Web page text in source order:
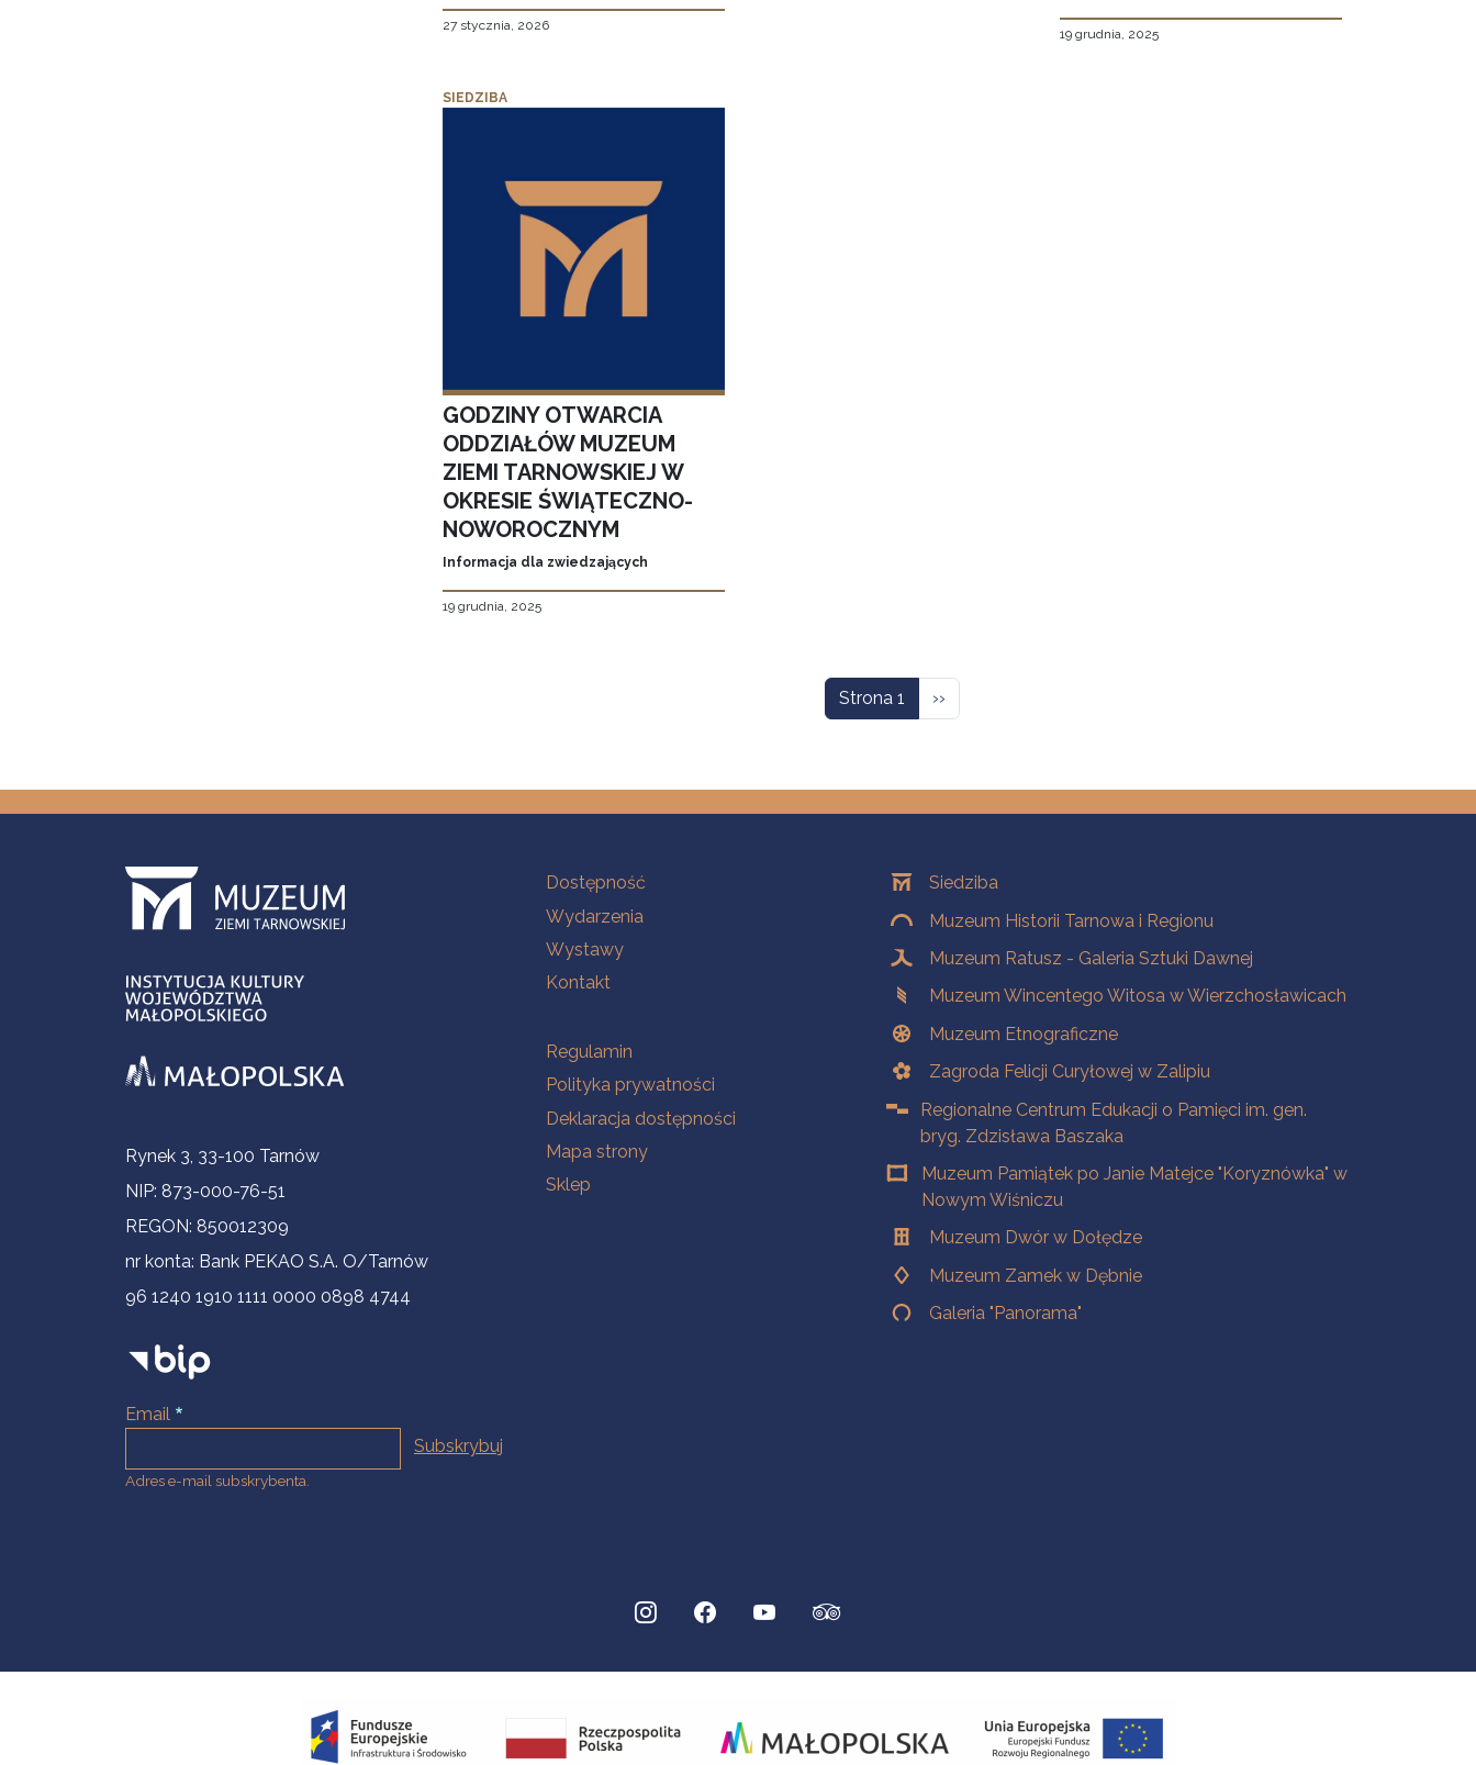
27 stycznia, 2026
19 grudnia, 2025
SIEDZIBA
GODZINY OTWARCIA
ODDZIAŁÓW MUZEUM
ZIEMI TARNOWSKIEJ W
OKRESIE ŚWIĄTECZNO-
NOWOROCZNYM
Informacja dla zwiedzających
19 grudnia, 2025
Strona 1 Następna strona
››
Informacje kontaktowe
Rynek 3, 33-100 Tarnów
NIP: 873-000-76-51
REGON: 850012309
nr konta: Bank PEKAO S.A. O/Tarnów
96 1240 1910 1111 0000 0898 4744
Email
Adres e-mail subskrybenta.
Na skróty
Dostępność
Wydarzenia
Wystawy
Kontakt
Na skróty
Regulamin
Polityka prywatności
Deklaracja dostępności
Mapa strony
Sklep
OddziałySiedziba
Muzeum Historii Tarnowa i Regionu
Muzeum Ratusz - Galeria Sztuki Dawnej
Muzeum Wincentego Witosa w Wierzchosławicach
Muzeum Etnograficzne
Zagroda Felicji Curyłowej w Zalipiu
Regionalne Centrum Edukacji o Pamięci im. gen.
bryg. Zdzisława Baszaka
Muzeum Pamiątek po Janie Matejce "Koryznówka" w
Nowym Wiśniczu
Muzeum Dwór w Dołędze
Muzeum Zamek w Dębnie
Galeria "Panorama"